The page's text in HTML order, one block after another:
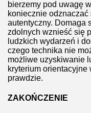
bierzemy pod uwagę
koniecznie odznaczać
autentyczny. Domaga
zdolnych wznieść się
ludzkich wydarzeń i
czego technika nie
możliwe uzyskiwanie
kryterium orientacyjne
prawdzie.
ZAKOŃCZENIE